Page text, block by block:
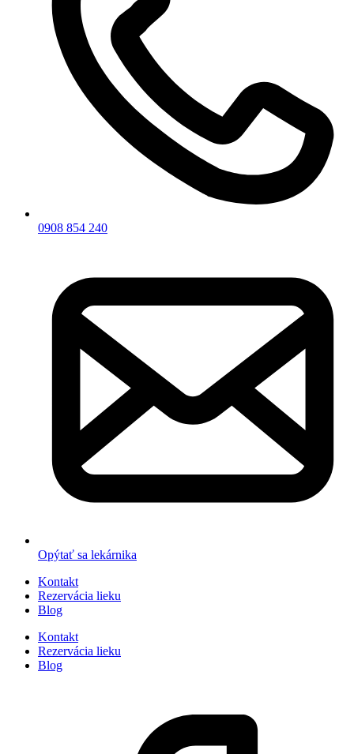
0908 854 240
Opýtať sa lekárnika
Kontakt
Rezervácia lieku
Blog
Kontakt
Rezervácia lieku
Blog